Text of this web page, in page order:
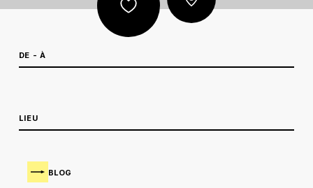
DE - À
LIEU
BLOG